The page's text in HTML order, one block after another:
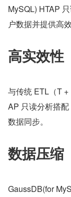
MySQL) HTAP
户数据并提供高
高实效性
与传统 ETL（T
AP 只读分析搭
数据同步。
数据压缩
GaussDB(for